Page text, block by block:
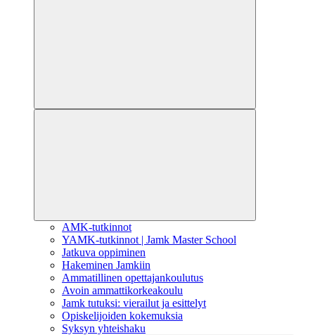
AMK-tutkinnot
YAMK-tutkinnot | Jamk Master School
Jatkuva oppiminen
Hakeminen Jamkiin
Ammatillinen opettajankoulutus
Avoin ammattikorkeakoulu
Jamk tutuksi: vierailut ja esittelyt
Opiskelijoiden kokemuksia
Syksyn yhteishaku